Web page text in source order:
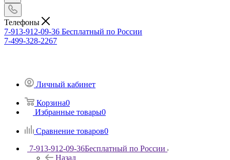
Телефоны
7-913-912-09-36 Бесплатный по России
7-499-328-2267
Личный кабинет
Корзина0
Избранные товары0
Сравнение товаров0
7-913-912-09-36Бесплатный по России
Назад